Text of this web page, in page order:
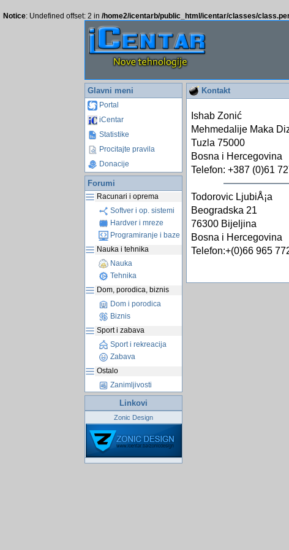
Notice: Undefined offset: 2 in /home2/icentarb/public_html/icentar/classes/
Glavni meni
Portal
iCentar
Statistike
Procitajte pravila
Donacije
Forumi
Racunari i oprema
Softver i op. sistemi
Hardver i mreze
Programiranje i baze
Nauka i tehnika
Nauka
Tehnika
Dom, porodica, biznis
Dom i porodica
Biznis
Sport i zabava
Sport i rekreacija
Zabava
Ostalo
Zanimljivosti
Linkovi
Zonic Design
Kontakt
Ishab Zonić
Mehmedalije Maka
Tuzla 75000
Bosna i Hercegovina
Telefon: +387 (0)61
Todorovic LjubiÅ¡a
Beogradska 21
76300 Bijeljina
Bosna i Hercegovina
Telefon:+(0)66 965